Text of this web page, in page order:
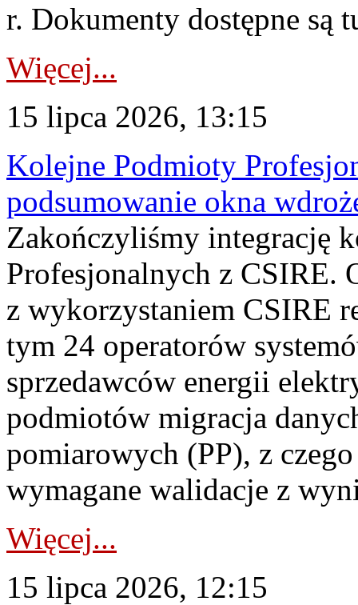
r. Dokumenty dostępne są
Więcej...
15 lipca 2026, 13:15
Kolejne Podmioty
podsumowanie okna
Zakończyliśmy integrację
Profesjonalnych z CSIRE.
z wykorzystaniem CSIRE
tym 24 operatorów
sprzedawców energii
podmiotów migracja
pomiarowych (PP), z
wymagane walidacje z
Więcej...
15 lipca 2026, 12:15